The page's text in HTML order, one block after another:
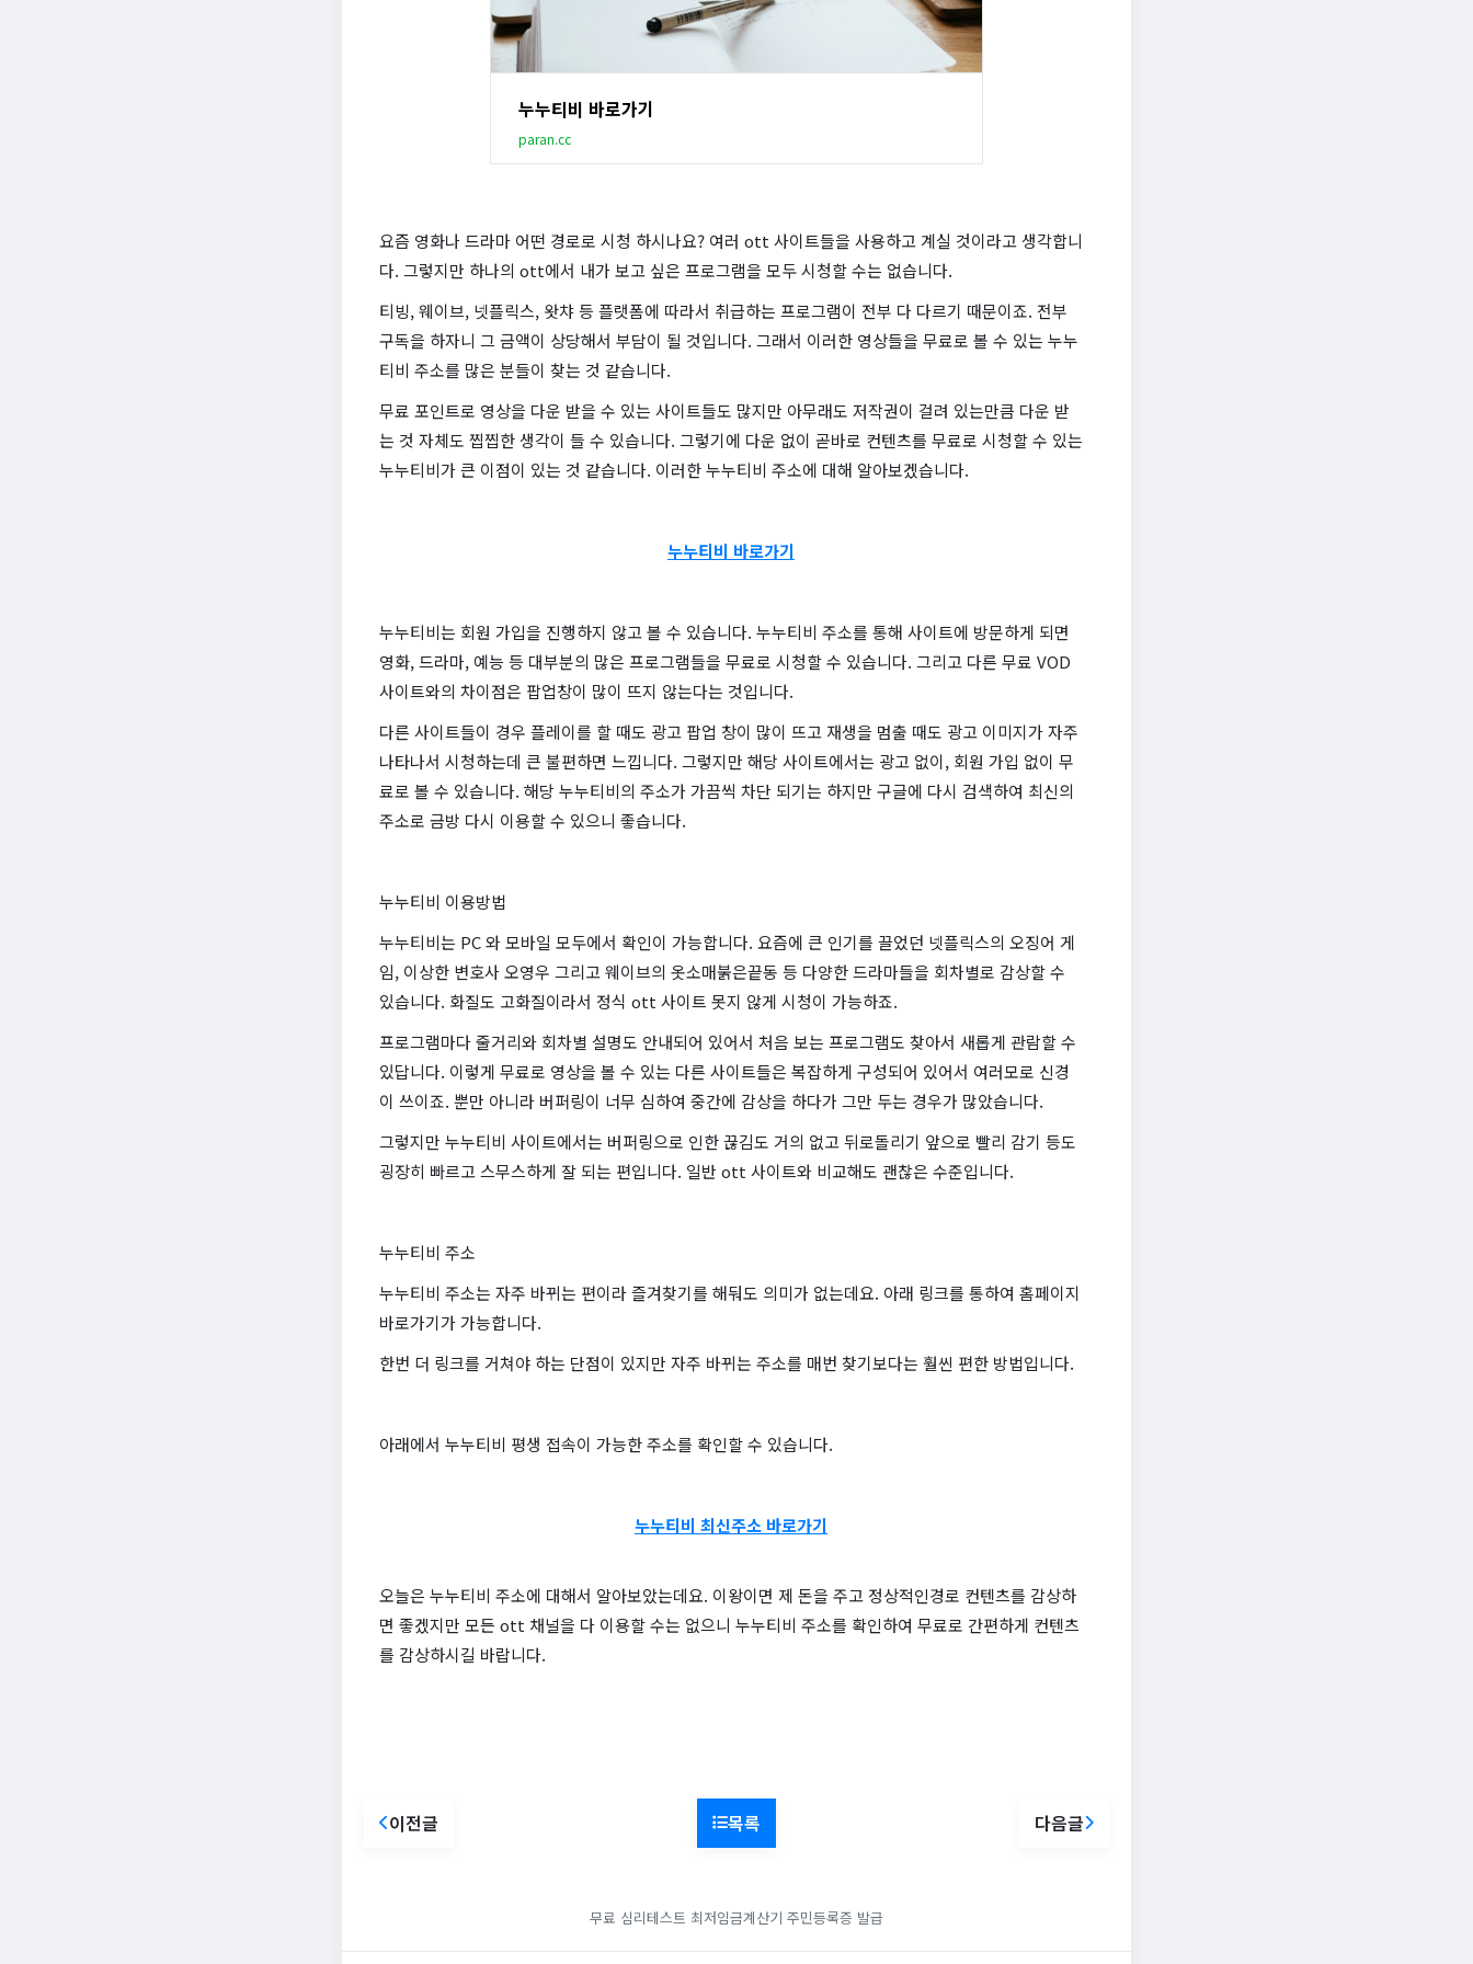
누누티비 바로가기
paran.cc
요즘 영화나 드라마 어떤 경로로 시청 하시나요? 여러 ott 사이트들을 사용하고 계실 것이라고 생각합니
다. 그렇지만 하나의 ott에서 내가 보고 싶은 프로그램을 모두 시청할 수는 없습니다.
티빙, 웨이브, 넷플릭스, 왓챠 등 플랫폼에 따라서 취급하는 프로그램이 전부 다 다르기 때문이죠. 전부
구독을 하자니 그 금액이 상당해서 부담이 될 것입니다. 그래서 이러한 영상들을 무료로 볼 수 있는 누누
티비 주소를 많은 분들이 찾는 것 같습니다.
무료 포인트로 영상을 다운 받을 수 있는 사이트들도 많지만 아무래도 저작권이 걸려 있는만큼 다운 받
는 것 자체도 찝찝한 생각이 들 수 있습니다. 그렇기에 다운 없이 곧바로 컨텐츠를 무료로 시청할 수 있는
누누티비가 큰 이점이 있는 것 같습니다. 이러한 누누티비 주소에 대해 알아보겠습니다.
누누티비 바로가기
누누티비는 회원 가입을 진행하지 않고 볼 수 있습니다. 누누티비 주소를 통해 사이트에 방문하게 되면
영화, 드라마, 예능 등 대부분의 많은 프로그램들을 무료로 시청할 수 있습니다. 그리고 다른 무료 VOD
사이트와의 차이점은 팝업창이 많이 뜨지 않는다는 것입니다.
다른 사이트들이 경우 플레이를 할 때도 광고 팝업 창이 많이 뜨고 재생을 멈출 때도 광고 이미지가 자주
나타나서 시청하는데 큰 불편하면 느낍니다. 그렇지만 해당 사이트에서는 광고 없이, 회원 가입 없이 무
료로 볼 수 있습니다. 해당 누누티비의 주소가 가끔씩 차단 되기는 하지만 구글에 다시 검색하여 최신의
주소로 금방 다시 이용할 수 있으니 좋습니다.
누누티비 이용방법
누누티비는 PC 와 모바일 모두에서 확인이 가능합니다. 요즘에 큰 인기를 끌었던 넷플릭스의 오징어 게
임, 이상한 변호사 오영우 그리고 웨이브의 옷소매붉은끝동 등 다양한 드라마들을 회차별로 감상할 수
있습니다. 화질도 고화질이라서 정식 ott 사이트 못지 않게 시청이 가능하죠.
프로그램마다 줄거리와 회차별 설명도 안내되어 있어서 처음 보는 프로그램도 찾아서 새롭게 관람할 수
있답니다. 이렇게 무료로 영상을 볼 수 있는 다른 사이트들은 복잡하게 구성되어 있어서 여러모로 신경
이 쓰이죠. 뿐만 아니라 버퍼링이 너무 심하여 중간에 감상을 하다가 그만 두는 경우가 많았습니다.
그렇지만 누누티비 사이트에서는 버퍼링으로 인한 끊김도 거의 없고 뒤로돌리기 앞으로 빨리 감기 등도
굉장히 빠르고 스무스하게 잘 되는 편입니다. 일반 ott 사이트와 비교해도 괜찮은 수준입니다.
누누티비 주소
누누티비 주소는 자주 바뀌는 편이라 즐겨찾기를 해둬도 의미가 없는데요. 아래 링크를 통하여 홈페이지
바로가기가 가능합니다.
한번 더 링크를 거쳐야 하는 단점이 있지만 자주 바뀌는 주소를 매번 찾기보다는 훨씬 편한 방법입니다.
아래에서 누누티비 평생 접속이 가능한 주소를 확인할 수 있습니다.
누누티비 최신주소 바로가기
오늘은 누누티비 주소에 대해서 알아보았는데요. 이왕이면 제 돈을 주고 정상적인경로 컨텐츠를 감상하
면 좋겠지만 모든 ott 채널을 다 이용할 수는 없으니 누누티비 주소를 확인하여 무료로 간편하게 컨텐츠
를 감상하시길 바랍니다.
이전글 목록 다음글
무료 심리테스트 최저임금계산기 주민등록증 발급